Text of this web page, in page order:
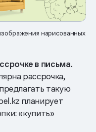
нарисованных
в письма.
рассрочка,
такую
планирует
«купить»